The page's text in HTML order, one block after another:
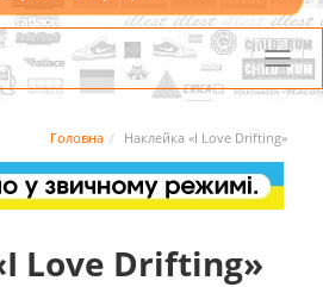
Головна Наклейка «I Love Drifting»
Love Drifting»